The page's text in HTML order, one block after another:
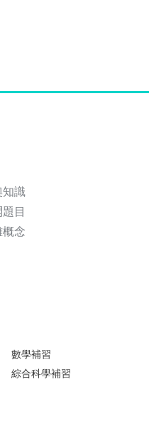
知識
目
念
數學補習
綜合科學補習